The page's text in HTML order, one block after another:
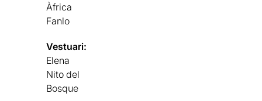
Àfrica
Fanlo
Vestuari:
Elena
Nito del
Bosque